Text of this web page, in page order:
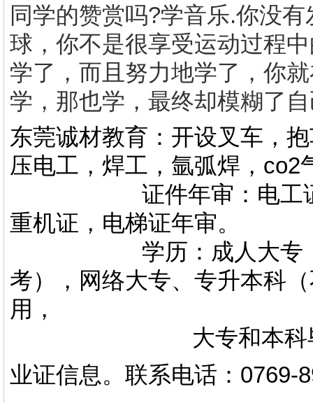
同学的赞赏吗?学音乐.你没有
球，你不是很享受运动过程
学了，而且努力地学了，你
学，那也学，最终却模糊了
东莞诚材教育：开设叉车，
压电工，焊工，氩弧焊，co2
证件年审：电工证，
重机证，电梯证年审。
学历：成人大专，专
考），网络大专、专升本科
用，
大专和本科毕业证
业证信息。 联系电话 ： 0769-